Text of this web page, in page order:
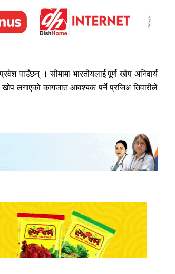
पाउँछन् । सीमामा भारतीयलाई पूर्ण खोप अनिवार्य
लगाएको कागजात आवश्यक पर्ने प्रजिअ तिवारीले